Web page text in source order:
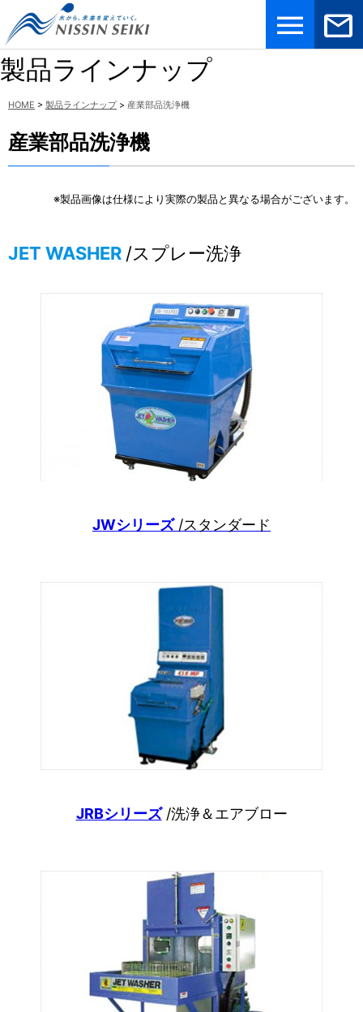
ー
お問合
製品ラインナップ
HOME > 製品ラインナップ> 産業部品洗浄機
産業部品洗浄機
※製品画像は仕様により実際の製品と異なる場合がございます。
JET WASHER /スプレー洗浄
JWシリーズ /スタンダード
JRBシリーズ/洗浄＆エアブロー